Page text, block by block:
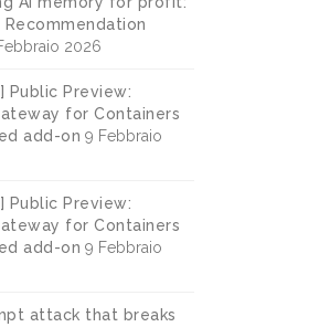
2026
Public Preview:
for Containers
add-on 9 Febbraio
Public Preview:
for Containers
add-on 9 Febbraio
attack that breaks